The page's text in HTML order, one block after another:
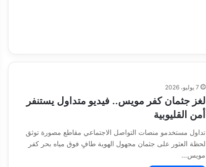
7 يوليو، 2026
لغز جثمان كفر مويس.. فيديو متداول يستنفر
أمن القليوبية
تداول مستخدمو منصات التواصل الاجتماعي مقاطع مصورة توثق
لحظة العثور على جثمان مجهول الهوية طافٍ فوق مياه بحر كفر
مويس…